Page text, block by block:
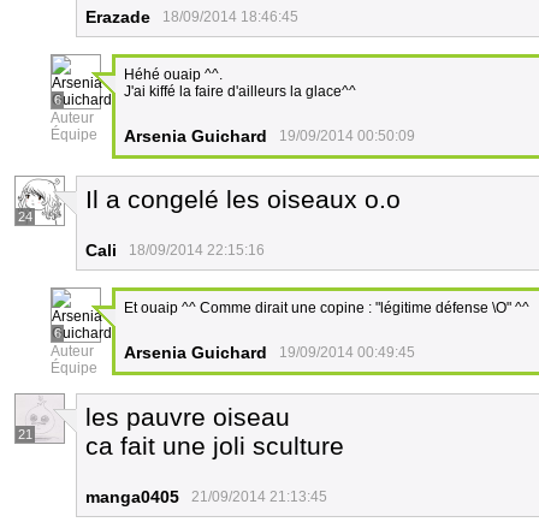
Erazade 18/09/2014 18:46:45
6
Auteur
Équipe
Héhé ouaip ^^.
J'ai kiffé la faire d'ailleurs la glace^^
Arsenia Guichard 19/09/2014 00:50:09
24
Il a congelé les oiseaux o.o
Cali 18/09/2014 22:15:16
6
Auteur
Équipe
Et ouaip ^^ Comme dirait une copine : "légitime défense \O" ^^
Arsenia Guichard 19/09/2014 00:49:45
21
les pauvre oiseau
ca fait une joli sculture
manga0405 21/09/2014 21:13:45